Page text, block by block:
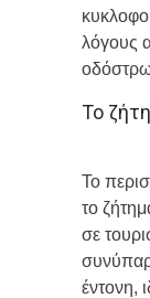
λόγους
Το
Το
το
σε
έντονη,